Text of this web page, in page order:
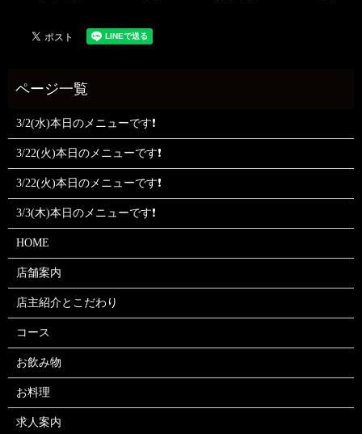
3/2(水)本日のメニューです❗
3/22(火)本日のメニューです❗
3/22(火)本日のメニューです❗
3/3(木)本日のメニューです❗
HOME
店舗案内
店主紹介とこだわり
コース
お飲み物
お料理
求人案内